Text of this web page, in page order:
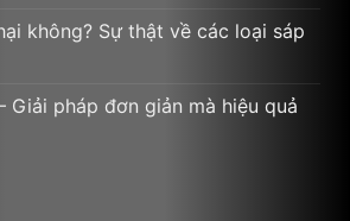
không? Sự thật về các loại sáp
Giải pháp đơn giản mà hiệu quả